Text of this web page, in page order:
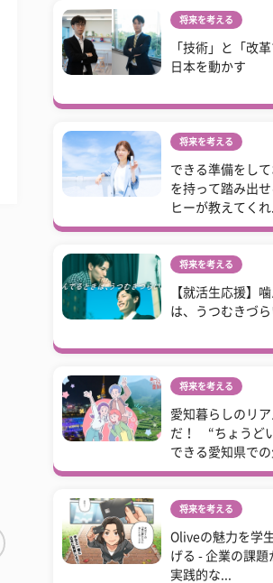
将来を考える
「技術」と「改
日本を動かす
将来を考える
できる準備をし
を持って踏み出
ヒーが教えてくれ
将来を考える
【就活生応援】
は、うつむきづら
将来を考える
愛知暮らしのリ
だ！ “ちょうど
できる愛知県での
将来を考える
Oliveの魅力を学
げる - 企業の課題
実践的な...